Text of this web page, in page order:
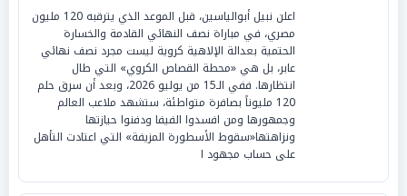
اعلن نبيل أبوالياسين، قبل الموعد الذي يترقبه 120 مليون
مصري، في مباراة نصف النهائي القادمة والخسارة
الحتمية بعدالة الإلاهية كروية ليست مجرد نصف نهائي
عابر، بل هي «محطة القصاص الكروي» التي طال
انتظارها. ففي الـ15 من يوليو 2026، وبعد أن سرق حلم
120 مليوناً بصافرة متواطئة، ستشهد ملاعب العالم
وجمهورها ومن افسدوا الفيفا ودفنوا حيازتها
ونزاهتها«سقوط الأسطورة المزيفة» التي اعتادت التأهل
على حساب مجهود ا